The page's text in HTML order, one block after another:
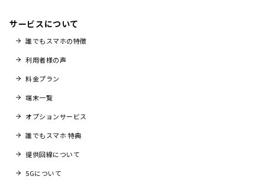
サービスについて
誰でもスマホの特徴
利用者様の声
料金プラン
端末一覧
オプションサービス
誰でもスマホ 特典
提供回線について
5Gについて